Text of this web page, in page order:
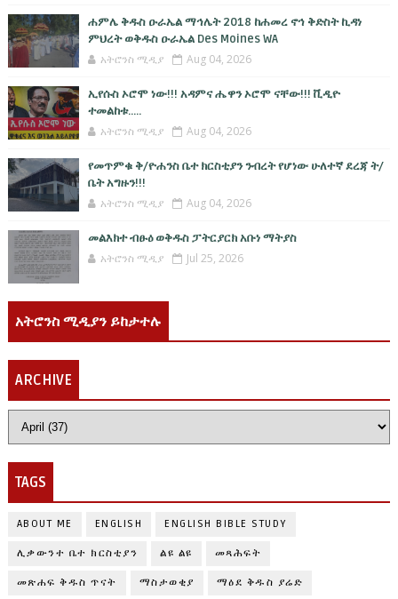
ሐምሌ ቅዱስ ዑራኤል ማኅሌት 2018 ከሐመረ ኖኅ ቅድስት ኪዳነ
ምህረት ወቅዱስ ዑራኤል Des Moines WA
አትሮንስ ሚዲያ Aug 04, 2026
ኢየሱስ ኦሮሞ ነው!!! አዳምና ሔዋን ኦሮሞ ናቸው!!! ቪዲዮ
ተመልከቱ.....
አትሮንስ ሚዲያ Aug 04, 2026
የመጥምቁ ቅ/ዮሐንስ ቤተ ክርስቲያን ንብረት የሆነው ሁለተኛ ደረጃ ት/
ቤት አግዙን!!!
አትሮንስ ሚዲያ Aug 04, 2026
መልእክተ ብፁዕ ወቅዱስ ፓትርያርክ አቡነ ማትያስ
አትሮንስ ሚዲያ Jul 25, 2026
አትሮንስ ሚዲያን ይከታተሉ
ARCHIVE
TAGS
ABOUT ME ENGLISH ENGLISH BIBLE STUDY
ሊቃውንተ ቤተ ክርስቲያን ልዩ ልዩ መጻሕፍት
መጽሐፍ ቅዱስ ጥናት ማስታወቂያ ማዕደ ቅዱስ ያሬድ